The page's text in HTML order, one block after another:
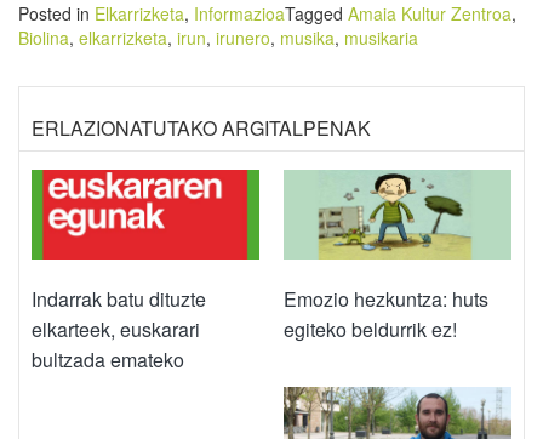
Posted in Elkarrizketa, InformazioaTagged Amaia Kultur Zentroa,
Biolina, elkarrizketa, irun, irunero, musika, musikaria
ERLAZIONATUTAKO ARGITALPENAK
Indarrak batu dituzte
elkarteek, euskarari
bultzada emateko
Emozio hezkuntza: huts
egiteko beldurrik ez!